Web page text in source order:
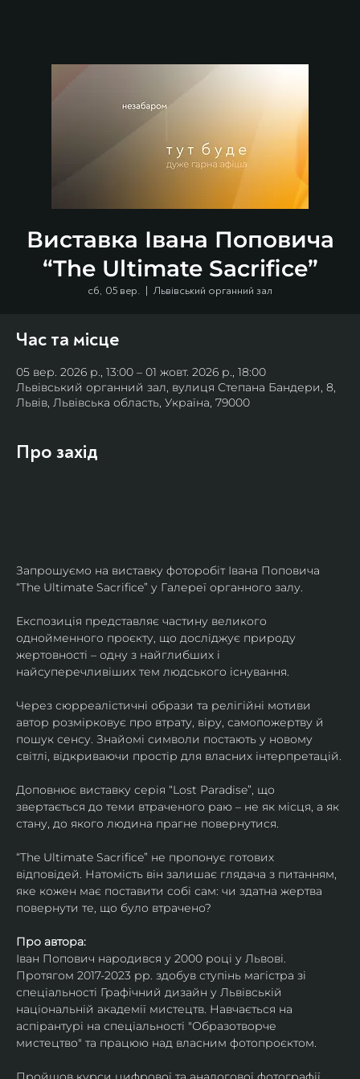
Виставка Івана Поповича
“The Ultimate Sacrifice”
сб, 05 вер.
  |
Львівський органний зал
Час та місце
05 вер. 2026 р., 13:00 – 01 жовт. 2026 р., 18:00
Львівський органний зал, вулиця Степана Бандери, 8,
Львів, Львівська область, Україна, 79000
Про захід
Запрошуємо на виставку фоторобіт Івана Поповича
“The Ultimate Sacrifice” у Галереї органного залу.
Експозиція представляє частину великого
однойменного проєкту, що досліджує природу
жертовності – одну з найглибших і
найсуперечливіших тем людського існування.
Через сюрреалістичні образи та релігійні мотиви
автор розмірковує про втрату, віру, самопожертву й
пошук сенсу. Знайомі символи постають у новому
світлі, відкриваючи простір для власних інтерпретацій.
Доповнює виставку серія “Lost Paradise”, що
звертається до теми втраченого раю – не як місця, а як
стану, до якого людина прагне повернутися.
“The Ultimate Sacrifice” не пропонує готових
відповідей. Натомість він залишає глядача з питанням,
яке кожен має поставити собі сам: чи здатна жертва
повернути те, що було втрачено?
Про автора:
Іван Попович народився у 2000 році у Львові.
Протягом 2017-2023 рр. здобув ступінь магістра зі
спеціальності Графічний дизайн у Львівській
національній академії мистецтв. Навчається на
аспірантурі на спеціальності "Образотворче
мистецтво" та працюю над власним фотопроєктом.